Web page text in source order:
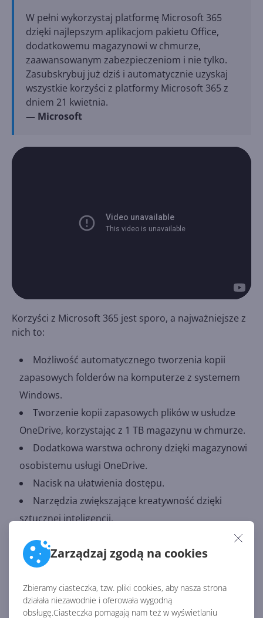
Zarządzaj zgodą na cookies
Zbieramy ciasteczka, tzw. pliki cookies, aby nasza strona
działała niezawodnie i oferowała wygodną
obsługę.Ciasteczka pomagają nam też w wyświetlaniu
W pełni wykorzystaj platformę Microsoft 365
dzięki najlepszym aplikacjom pakietu Office,
dodatkowemu magazynowi w chmurze,
zaawansowanym zabezpieczeniom i nie tylko.
Zasubskrybuj już dziś i automatycznie uzyskaj
wszystkie korzyści z platformy Microsoft 365 z
dniem 21 kwietnia.
— Microsoft
Korzyści z Microsoft 365 jest sporo, a najważniejsze z
nich to:
Możliwość automatycznego tworzenia kopii
zapasowych folderów na komputerze z systemem
Windows.
Tworzenie kopii zapasowych plików w usłudze
OneDrive, korzystając z 1 TB magazynu w chmurze.
Dodatkowa warstwa ochrony dzięki magazynowi
osobistemu usługi OneDrive.
Nacisk na ułatwienia dostępu.
Narzędzia zwiększające kreatywność dzięki
sztucznej inteligencji.
Zawartość Premium zwiększająca kreatywność.
Bieżąca pomoc techniczna.
Microsoft Teams w edycji konsumenckiej.
Nowa aplikacja Family Safety.
Zaawansowana korekta gramatyczna i